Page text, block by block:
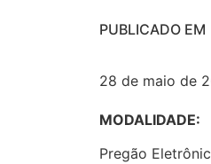
PUBLICADO EM
28 de maio de
MODALIDADE:
Pregão